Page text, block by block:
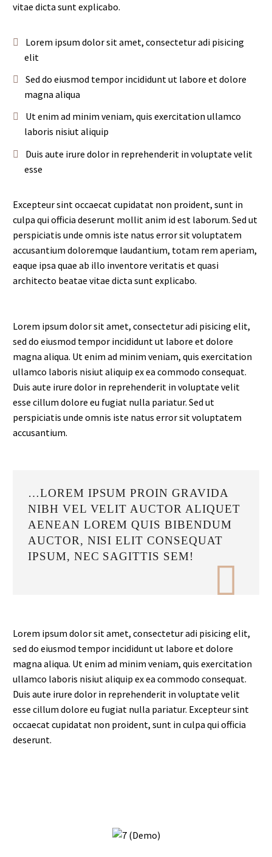
vitae dicta sunt explicabo.
Lorem ipsum dolor sit amet, consectetur adi pisicing
elit
Sed do eiusmod tempor incididunt ut labore et dolore
magna aliqua
Ut enim ad minim veniam, quis exercitation ullamco
laboris nisiut aliquip
Duis aute irure dolor in reprehenderit in voluptate velit
esse
Excepteur sint occaecat cupidatat non proident, sunt in
culpa qui officia deserunt mollit anim id est laborum. Sed ut
perspiciatis unde omnis iste natus error sit voluptatem
accusantium doloremque laudantium, totam rem aperiam,
eaque ipsa quae ab illo inventore veritatis et quasi
architecto beatae vitae dicta sunt explicabo.
Lorem ipsum dolor sit amet, consectetur adi pisicing elit,
sed do eiusmod tempor incididunt ut labore et dolore
magna aliqua. Ut enim ad minim veniam, quis exercitation
ullamco laboris nisiut aliquip ex ea commodo consequat.
Duis aute irure dolor in reprehenderit in voluptate velit
esse cillum dolore eu fugiat nulla pariatur. Sed ut
perspiciatis unde omnis iste natus error sit voluptatem
accusantium.
…LOREM IPSUM PROIN GRAVIDA
NIBH VEL VELIT AUCTOR ALIQUET
AENEAN LOREM QUIS BIBENDUM
AUCTOR, NISI ELIT CONSEQUAT
IPSUM, NEC SAGITTIS SEM!

Lorem ipsum dolor sit amet, consectetur adi pisicing elit,
sed do eiusmod tempor incididunt ut labore et dolore
magna aliqua. Ut enim ad minim veniam, quis exercitation
ullamco laboris nisiut aliquip ex ea commodo consequat.
Duis aute irure dolor in reprehenderit in voluptate velit
esse cillum dolore eu fugiat nulla pariatur. Excepteur sint
occaecat cupidatat non proident, sunt in culpa qui officia
deserunt.